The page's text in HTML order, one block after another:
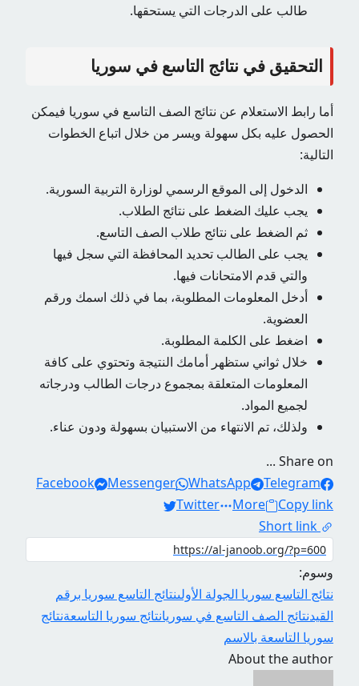
طالب على الدرجات التي يستحقها.
التحقيق في نتائج التاسع في سوريا
أما رابط الاستعلام عن نتائج الصف التاسع في سوريا فيمكن
الحصول عليه بكل سهولة ويسر من خلال اتباع الخطوات
التالية:
الدخول إلى الموقع الرسمي لوزارة التربية السورية.
يجب عليك الضغط على نتائج الطلاب.
ثم الضغط على نتائج طلاب الصف التاسع.
يجب على الطالب تحديد المحافظة التي سجل فيها
والتي قدم الامتحانات فيها.
أدخل المعلومات المطلوبة، بما في ذلك اسمك ورقم
العضوية.
اضغط على الكلمة المطلوبة.
خلال ثواني ستظهر أمامك النتيجة وتحتوي على كافة
المعلومات المتعلقة بمجموع درجات الطالب ودرجاته
لجميع المواد.
ولذلك، تم الانتهاء من الاستبيان بسهولة ودون عناء.
Share on ...
Facebook
Messenger WhatsApp
Telegram
Twitter
More
Copy link
Short link
وسوم:
نتائج التاسع سوريا الجولة الأولىنتائج التاسع سوريا برقم
القيدنتائج الصف التاسع في سوريانتائج سوريا التاسعةنتائج
سوريا التاسعة بالاسم
About the author